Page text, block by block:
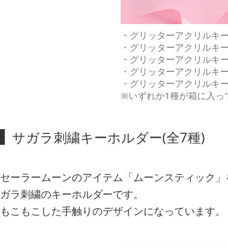
・グリッターアクリルキ
・グリッターアクリルキ
・グリッターアクリルキ
・グリッターアクリルキ
・グリッターアクリルキ
※いずれか1種が箱に入っ
サガラ刺繍キーホルダー(全7種)
セーラームーンのアイテム「ムーンスティック
ガラ刺繍のキーホルダーです。
もこもこした手触りのデザインになっています。